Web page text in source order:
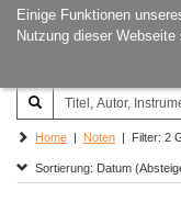
Einige Funktionen
Nutzung dieser
Hamburg
Home | Noten | Filter: 2
Sortierung: Datum